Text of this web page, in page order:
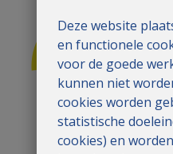
Deze website
en functionele
voor de goede
kunnen niet
cookies worden
statistische
cookies) en